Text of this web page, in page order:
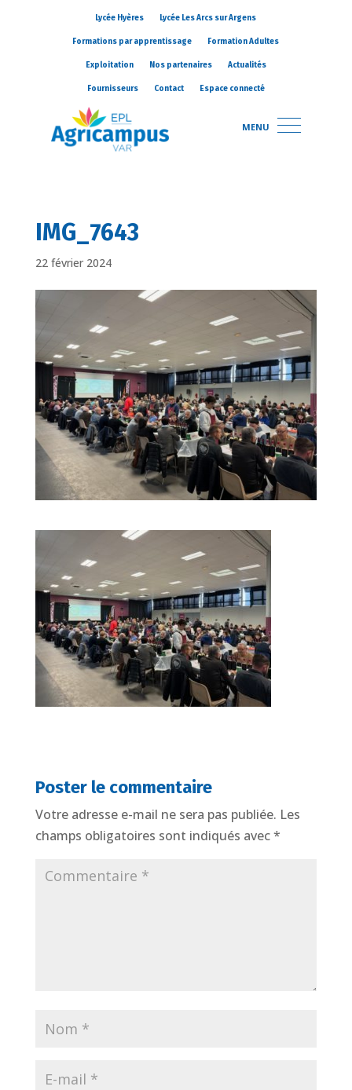
Lycée Hyères Lycée Les Arcs sur Argens
Formations par apprentissage Formation Adultes
Exploitation Nos partenaires Actualités
Fournisseurs Contact Espace connecté
MENU
IMG_7643
22 février 2024
Poster le commentaire
Votre adresse e-mail ne sera pas publiée. Les
champs obligatoires sont indiqués avec*